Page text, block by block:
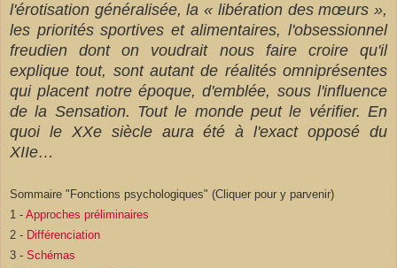
l'érotisation généralisée, la « libération des mœurs »,
les priorités sportives et alimentaires, l'obsessionnel
freudien dont on voudrait nous faire croire qu'il
explique tout, sont autant de réalités omniprésentes
qui placent notre époque, d'emblée, sous l'influence
de la Sensation. Tout le monde peut le vérifier. En
quoi le XXe siècle aura été à l'exact opposé du
XIIe…
Sommaire "Fonctions psychologiques" (Cliquer pour y parvenir)
1 - Approches préliminaires
2 - Différenciation
3 - Schémas